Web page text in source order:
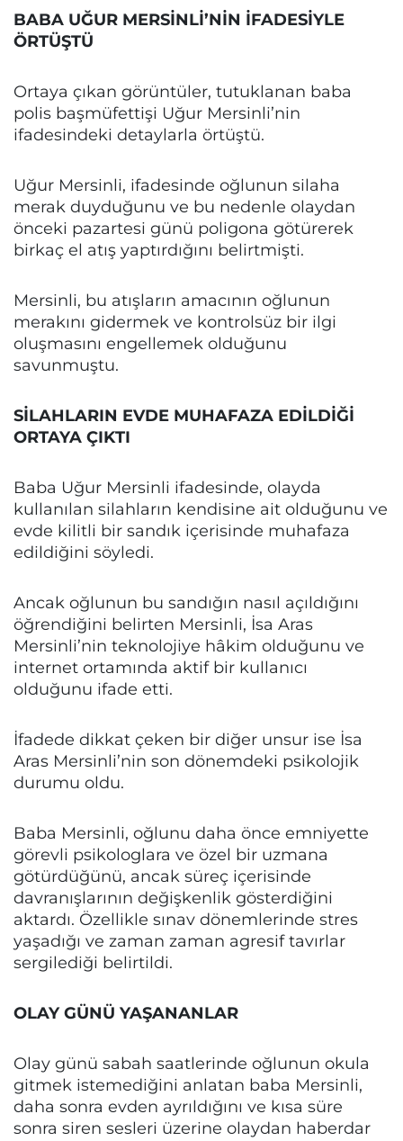
BABA UĞUR MERSİNLİ’NİN İFADESİYLE
ÖRTÜŞTÜ
Ortaya çıkan görüntüler, tutuklanan baba
polis başmüfettişi Uğur Mersinli’nin
ifadesindeki detaylarla örtüştü.
Uğur Mersinli, ifadesinde oğlunun silaha
merak duyduğunu ve bu nedenle olaydan
önceki pazartesi günü poligona götürerek
birkaç el atış yaptırdığını belirtmişti.
Mersinli, bu atışların amacının oğlunun
merakını gidermek ve kontrolsüz bir ilgi
oluşmasını engellemek olduğunu
savunmuştu.
SİLAHLARIN EVDE MUHAFAZA EDİLDİĞİ
ORTAYA ÇIKTI
Baba Uğur Mersinli ifadesinde, olayda
kullanılan silahların kendisine ait olduğunu ve
evde kilitli bir sandık içerisinde muhafaza
edildiğini söyledi.
Ancak oğlunun bu sandığın nasıl açıldığını
öğrendiğini belirten Mersinli, İsa Aras
Mersinli’nin teknolojiye hâkim olduğunu ve
internet ortamında aktif bir kullanıcı
olduğunu ifade etti.
İfadede dikkat çeken bir diğer unsur ise İsa
Aras Mersinli’nin son dönemdeki psikolojik
durumu oldu.
Baba Mersinli, oğlunu daha önce emniyette
görevli psikologlara ve özel bir uzmana
götürdüğünü, ancak süreç içerisinde
davranışlarının değişkenlik gösterdiğini
aktardı. Özellikle sınav dönemlerinde stres
yaşadığı ve zaman zaman agresif tavırlar
sergilediği belirtildi.
OLAY GÜNÜ YAŞANANLAR
Olay günü sabah saatlerinde oğlunun okula
gitmek istemediğini anlatan baba Mersinli,
daha sonra evden ayrıldığını ve kısa süre
sonra siren sesleri üzerine olaydan haberdar